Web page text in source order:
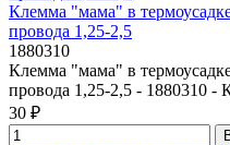
Клемма "мама" в
провода 1,25-2,5
1880310
Клемма "мама" в
провода 1,25-2,5 - 1880310 -
30 ₽